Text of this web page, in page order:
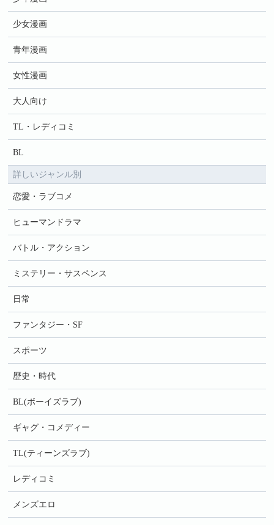
少女漫画
青年漫画
女性漫画
大人向け
TL・レディコミ
BL
詳しいジャンル別
恋愛・ラブコメ
ヒューマンドラマ
バトル・アクション
ミステリー・サスペンス
日常
ファンタジー・SF
スポーツ
歴史・時代
BL(ボーイズラブ)
ギャグ・コメディー
TL(ティーンズラブ)
レディコミ
メンズエロ